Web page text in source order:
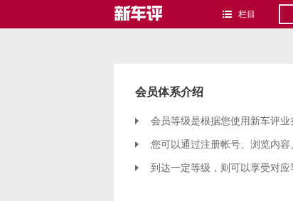
栏目
会员体系介绍
会员等级是根据您使用新车评
您可以通过注册帐号、浏览内容
到达一定等级，则可以享受对应